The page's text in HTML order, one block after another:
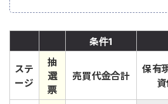
条件1
ステ
ージ
抽
選
票
売買代金合計
保有